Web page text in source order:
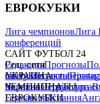
ЕВРОКУБКИ
Лига чемпионовЛига
конференций
САЙТ ФУТБОЛ 24
РедакцияПрогнозы
сайтуКонтакты
политикаСтруктура
Соц. сети
facebookxyoutube
УКРАИНА
УкраинаПервая лига
ЧЕМПИОНАТЫ
ГерманияИспания
ЕВРОКУБКИ